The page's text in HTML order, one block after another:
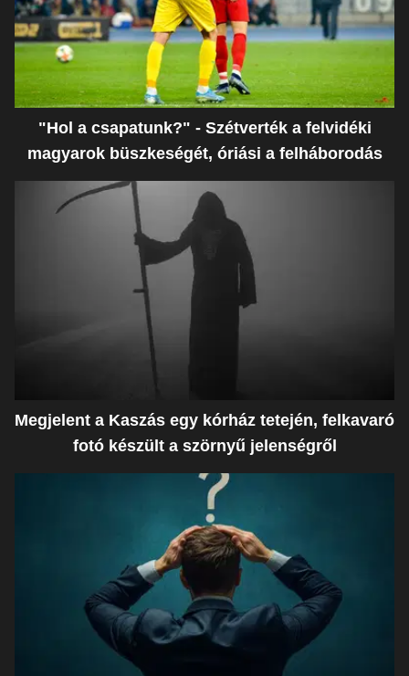
"Hol a csapatunk?" - Szétverték a felvidéki
magyarok büszkeségét, óriási a felháborodás
Megjelent a Kaszás egy kórház tetején, felkavaró
fotó készült a szörnyű jelenségről